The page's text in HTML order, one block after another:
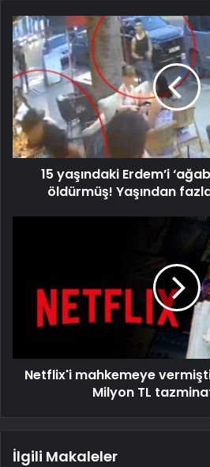
15 yaşındaki Erdem’i
öldürmüş! Yaşından
Netflix'i mahkemeye
Milyon TL
İlgili Makaleler